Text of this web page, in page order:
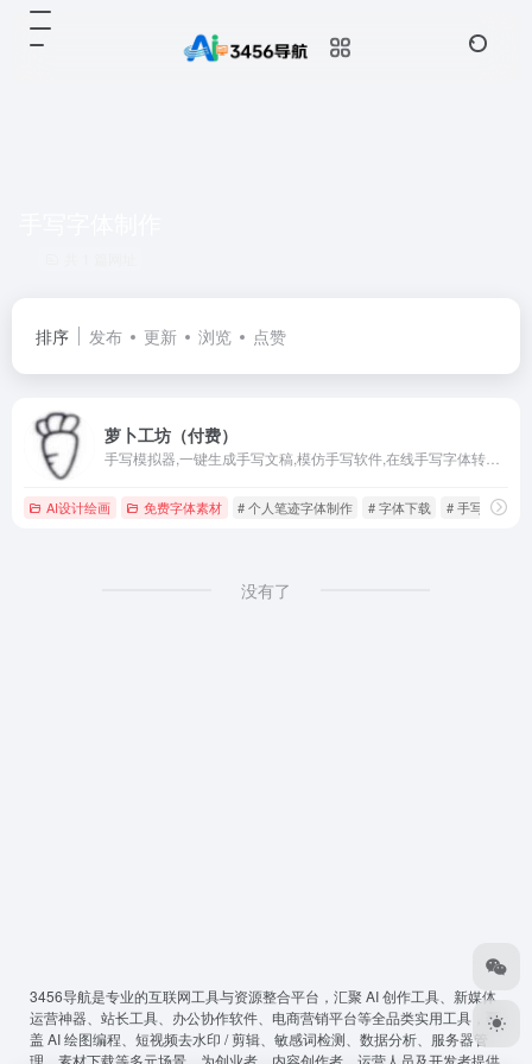
排序 发布 更新 浏览 点赞
萝卜工坊（付费）
AI设计绘画 免费字体素材 # 个人笔迹字体制作 # 字体下载 # 手写字体制
没有了
3456导航是专业的互联网工具与资源整合平台，汇聚 AI 创作工具、新媒体
运营神器、站长工具、办公协作软件、电商营销平台等全品类实用工具，覆
盖 AI 绘图编程、短视频去水印 / 剪辑、敏感词检测、数据分析、服务器管
理、素材下载等多元场景，为创业者、内容创作者、运营人员及开发者提供